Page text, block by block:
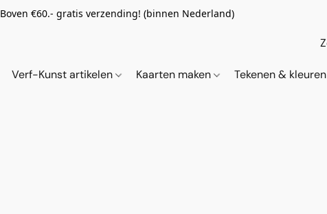
Boven €60.- gratis verzending! (binnen Nederland)
Verf-Kunst artikelen Kaarten maken Tekenen & kleuren